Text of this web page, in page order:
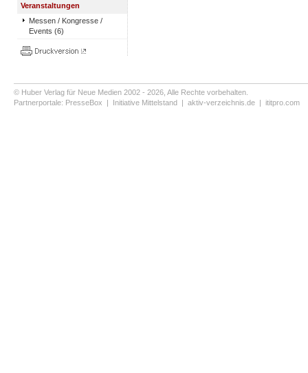
Veranstaltungen
Messen / Kongresse /
Events (6)
© Huber Verlag für Neue Medien 2002 - 2026, Alle Rechte vorbehalten.
Partnerportale: PresseBox | Initiative Mittelstand | aktiv-verzeichnis.de | ititpro.com